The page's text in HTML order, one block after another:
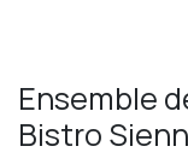
Ensemble
Bistro